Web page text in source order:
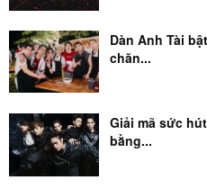
Dàn Anh Tài
chăn...
Giải mã sức
bằng...